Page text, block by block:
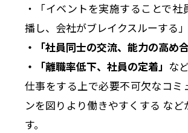
・「イベントを実施することで社
播し、会社がブレイクスルーする」
・「社員同士の交流、能力の高め合
・「離職率低下、社員の定着」 な
仕事をする上で必要不可欠なコミ
ンを図りより働きやすくする など
す。